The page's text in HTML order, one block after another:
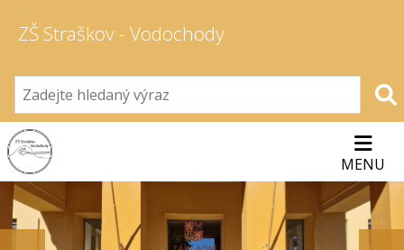
ZŠ Straškov - Vodochody
MENU